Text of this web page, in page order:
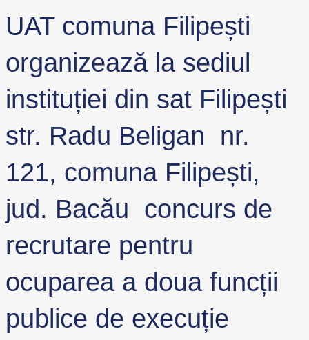
UAT comuna Filipești
organizează la sediul
instituției din sat Filipești
str. Radu Beligan nr.
121, comuna Filipești,
jud. Bacău concurs de
recrutare pentru
ocuparea a doua funcții
publice de execuție